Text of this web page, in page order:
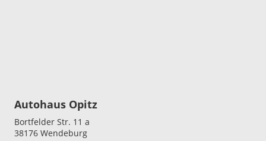
Autohaus Opitz
Bortfelder Str. 11 a
38176 Wendeburg